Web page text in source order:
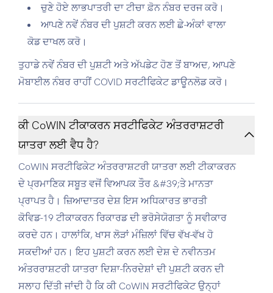
ਚੁਣੇ ਹੋਏ ਲਾਭਪਾਤਰੀ ਦਾ ਟੀਚਾ ਫ਼ੋਨ ਨੰਬਰ ਦਰਜ ਕਰੋ।
ਆਪਣੇ ਨਵੇਂ ਨੰਬਰ ਦੀ ਪੁਸ਼ਟੀ ਕਰਨ ਲਈ ਛੇ-ਅੰਕਾਂ ਵਾਲਾ
ਕੋਡ ਦਾਖਲ ਕਰੋ।
ਤੁਹਾਡੇ ਨਵੇਂ ਨੰਬਰ ਦੀ ਪੁਸ਼ਟੀ ਅਤੇ ਅੱਪਡੇਟ ਹੋਣ ਤੋਂ ਬਾਅਦ, ਆਪਣੇ
ਮੋਬਾਈਲ ਨੰਬਰ ਰਾਹੀਂ COVID ਸਰਟੀਫਿਕੇਟ ਡਾਊਨਲੋਡ ਕਰੋ।
ਕੀ CoWIN ਟੀਕਾਕਰਨ ਸਰਟੀਫਿਕੇਟ ਅੰਤਰਰਾਸ਼ਟਰੀ
ਯਾਤਰਾ ਲਈ ਵੈਧ ਹੈ?
CoWIN ਸਰਟੀਫਿਕੇਟ ਅੰਤਰਰਾਸ਼ਟਰੀ ਯਾਤਰਾ ਲਈ ਟੀਕਾਕਰਨ
ਦੇ ਪ੍ਰਮਾਣਿਕ ​​ਸਬੂਤ ਵਜੋਂ ਵਿਆਪਕ ਤੌਰ &#39;ਤੇ ਮਾਨਤਾ
ਪ੍ਰਾਪਤ ਹੈ। ਜ਼ਿਆਦਾਤਰ ਦੇਸ਼ ਇਸ ਅਧਿਕਾਰਤ ਭਾਰਤੀ
ਕੋਵਿਡ-19 ਟੀਕਾਕਰਨ ਰਿਕਾਰਡ ਦੀ ਭਰੋਸੇਯੋਗਤਾ ਨੂੰ ਸਵੀਕਾਰ
ਕਰਦੇ ਹਨ। ਹਾਲਾਂਕਿ, ਖਾਸ ਲੋੜਾਂ ਮੰਜ਼ਿਲਾਂ ਵਿੱਚ ਵੱਖ-ਵੱਖ ਹੋ
ਸਕਦੀਆਂ ਹਨ। ਇਹ ਪੁਸ਼ਟੀ ਕਰਨ ਲਈ ਦੇਸ਼ ਦੇ ਨਵੀਨਤਮ
ਅੰਤਰਰਾਸ਼ਟਰੀ ਯਾਤਰਾ ਦਿਸ਼ਾ-ਨਿਰਦੇਸ਼ਾਂ ਦੀ ਪੁਸ਼ਟੀ ਕਰਨ ਦੀ
ਸਲਾਹ ਦਿੱਤੀ ਜਾਂਦੀ ਹੈ ਕਿ ਕੀ CoWIN ਸਰਟੀਫਿਕੇਟ ਉਨ੍ਹਾਂ